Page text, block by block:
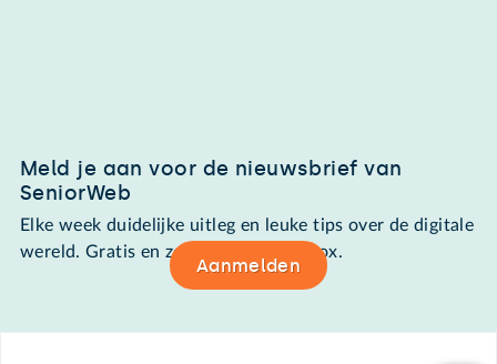
Meld je aan voor de nieuwsbrief van
SeniorWeb
Elke week duidelijke uitleg en leuke tips over de digitale
wereld. Gratis en zomaar in de mailbox.
Aanmelden